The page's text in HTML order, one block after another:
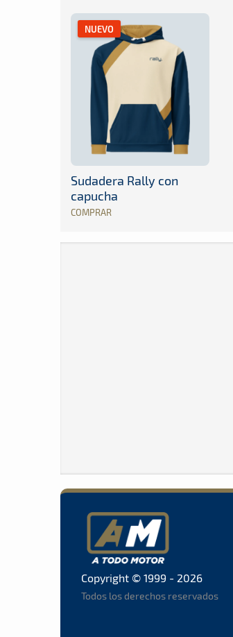
NUEVO
Sudadera Rally con
capucha
COMPRAR
Copyright © 1999 - 2026
Todos los derechos reservados